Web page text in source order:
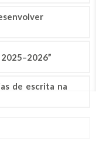
de escrita na